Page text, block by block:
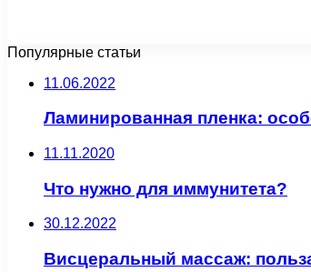
Популярные статьи
11.06.2022
Ламинированная пленка:
11.11.2020
Что нужно для иммунитета?
30.12.2022
Висцеральный массаж: